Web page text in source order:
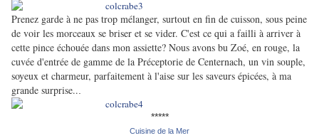
Prenez garde à ne pas trop mélanger, surtout en fin de cuisson, sous peine
de voir les morceaux se briser et se vider. C'est ce qui a failli à arriver à
cette pince échouée dans mon assiette? Nous avons bu Zoé, en rouge, la
cuvée d'entrée de gamme de la Préceptorie de Centernach, un vin souple,
soyeux et charmeur, parfaitement à l'aise sur les saveurs épicées, à ma
grande surprise..
*****
Cuisine de la Mer